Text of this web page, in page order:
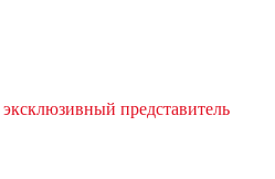
эксклюзивный представитель